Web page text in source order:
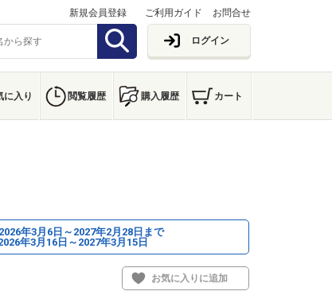
新規会員登録 ご利用ガイド お問合せ
ログイン
に入り 閲覧履歴 購入履歴 カート
2026年3月6日～2027年2月28日まで
年3月16日～2027年3月15日
お気に入りに追加